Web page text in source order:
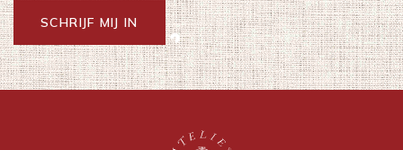
SCHRIJF MIJ IN